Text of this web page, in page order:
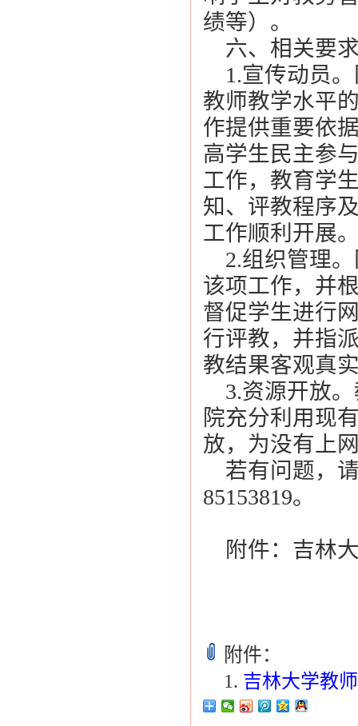
绩等）。
六、相关要
1.宣传动员。
教师教学水平
作提供重要依
高学生民主参
工作，教育学
知、评教程序
工作顺利开展
2.组织管理。
该项工作，并
督促学生进行
行评教，并指
教结果客观真
3.资源开放。
院充分利用现
放，为没有上
若有问题，
85153819。
附件：吉林
附件：
吉林大学教